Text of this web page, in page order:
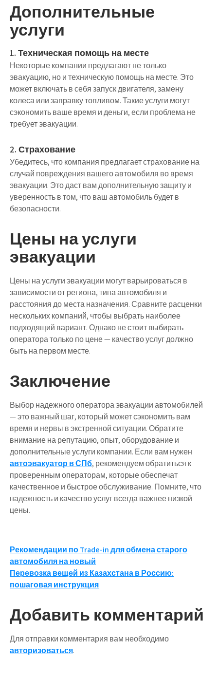
Дополнительные
услуги
1. Техническая помощь на месте
Некоторые компании предлагают не только
эвакуацию, но и техническую помощь на месте. Это
может включать в себя запуск двигателя, замену
колеса или заправку топливом. Такие услуги могут
сэкономить ваше время и деньги, если проблема не
требует эвакуации.
2. Страхование
Убедитесь, что компания предлагает страхование на
случай повреждения вашего автомобиля во время
эвакуации. Это даст вам дополнительную защиту и
уверенность в том, что ваш автомобиль будет в
безопасности.
Цены на услуги
эвакуации
Цены на услуги эвакуации могут варьироваться в
зависимости от региона, типа автомобиля и
расстояния до места назначения. Сравните расценки
нескольких компаний, чтобы выбрать наиболее
подходящий вариант. Однако не стоит выбирать
оператора только по цене — качество услуг должно
быть на первом месте.
Заключение
Выбор надежного оператора эвакуации автомобилей
— это важный шаг, который может сэкономить вам
время и нервы в экстренной ситуации. Обратите
внимание на репутацию, опыт, оборудование и
дополнительные услуги компании. Если вам нужен
автоэвакуатор в СПб, рекомендуем обратиться к
проверенным операторам, которые обеспечат
качественное и быстрое обслуживание. Помните, что
надежность и качество услуг всегда важнее низкой
цены.
Навигация
по
записям
Рекомендации по Trade-in для обмена старого
автомобиля на новый
Перевозка вещей из Казахстана в Россию:
пошаговая инструкция
Добавить комментарий
Для отправки комментария вам необходимо
авторизоваться.